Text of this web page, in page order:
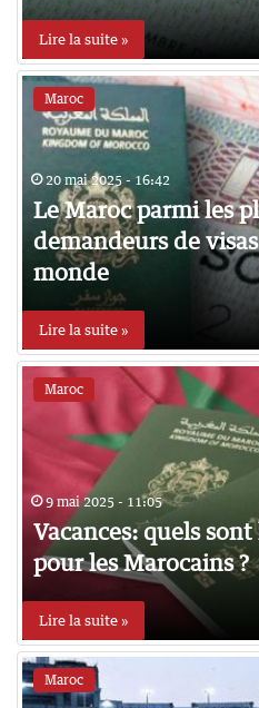
Lire la suite »
Maroc
20 mai 2025 - 16:42
Le Maroc parmi les
demandeurs de
monde
Lire la suite »
Maroc
9 mai 2025 - 11:05
Vacances: quels
pour les Marocains ?
Lire la suite »
Maroc